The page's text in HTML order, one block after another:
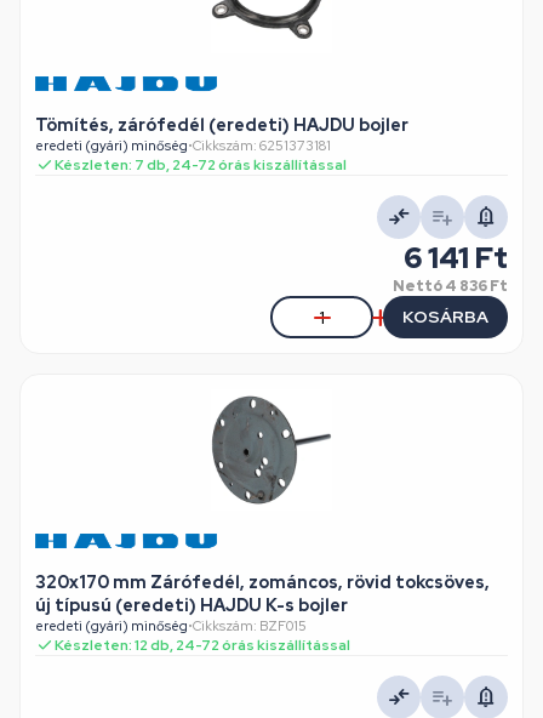
Tömítés, zárófedél (eredeti) HAJDU bojler
eredeti (gyári) minőség•Cikkszám: 6251373181
Készleten: 7 db, 24-72 órás kiszállítással
6 141 Ft
Nettó4 836 Ft
KOSÁRBA
320x170 mm Zárófedél, zománcos, rövid tokcsöves,
új típusú (eredeti) HAJDU K-s bojler
eredeti (gyári) minőség•Cikkszám: BZF015
Készleten: 12 db, 24-72 órás kiszállítással